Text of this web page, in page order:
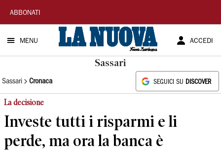
La
Nuova
Sardegna
ABBONATI
MENU ACCEDI
Sassari
Sassari Cronaca SEGUICI SU DISCOVER
La decisione
Investe tutti i risparmi e li
perde, ma ora la banca è